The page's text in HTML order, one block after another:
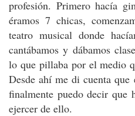
profesión. Primero hacía
éramos 7 chicas,
teatro musical donde
cantábamos y dábamos
lo que pillaba por el medio
Desde ahí me di cuenta
finalmente puedo decir que
ejercer de ello.